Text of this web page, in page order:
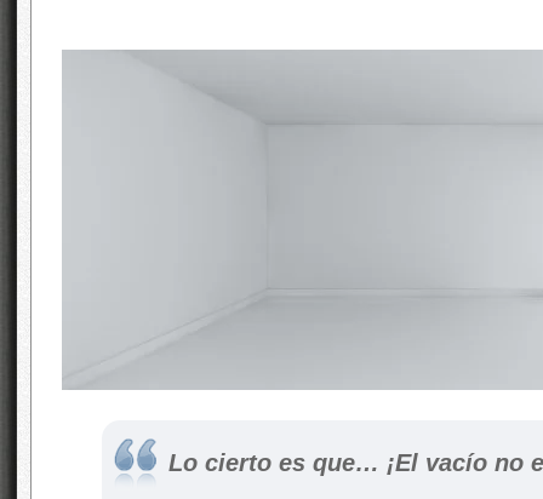
Lo cierto es que… ¡El vacío no